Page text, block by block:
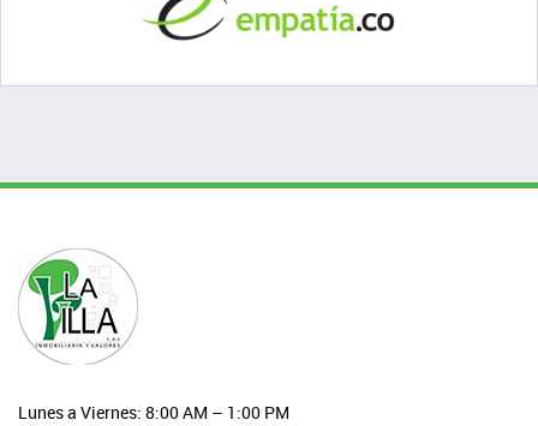
Lunes a Viernes: 8:00 AM – 1:00 PM